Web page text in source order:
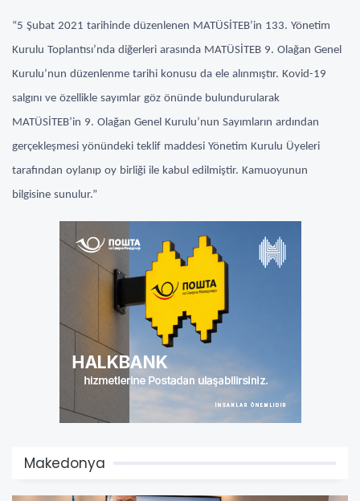
“5 Şubat 2021 tarihinde düzenlenen MATÜSİTEB’in 133. Yönetim
Kurulu Toplantısı’nda diğerleri arasında MATÜSİTEB 9. Olağan Genel
Kurulu’nun düzenlenme tarihi konusu da ele alınmıştır. Kovid-19
salgını ve özellikle sayımlar göz önünde bulundurularak
MATÜSİTEB’in 9. Olağan Genel Kurulu’nun Sayımların ardından
gerçekleşmesi yönündeki teklif maddesi Yönetim Kurulu Üyeleri
tarafından oylanıp oy birliği ile kabul edilmiştir. Kamuoyunun
bilgisine sunulur.”
Makedonya